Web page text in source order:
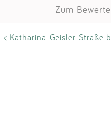
Zum
< Katharina-Geisler-Straße b